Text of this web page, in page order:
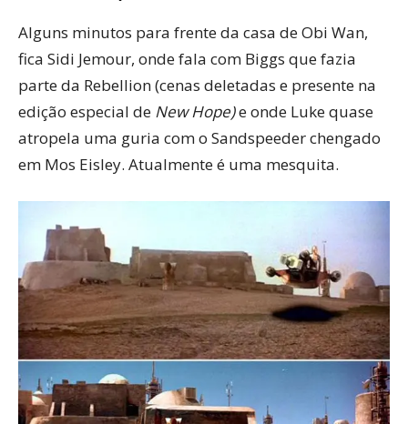
Alguns minutos para frente da casa de Obi Wan,
fica Sidi Jemour, onde fala com Biggs que fazia
parte da Rebellion (cenas deletadas e presente na
edição especial de New Hope)e onde Luke quase
atropela uma guria com o Sandspeeder chengado
em Mos Eisley. Atualmente é uma mesquita.